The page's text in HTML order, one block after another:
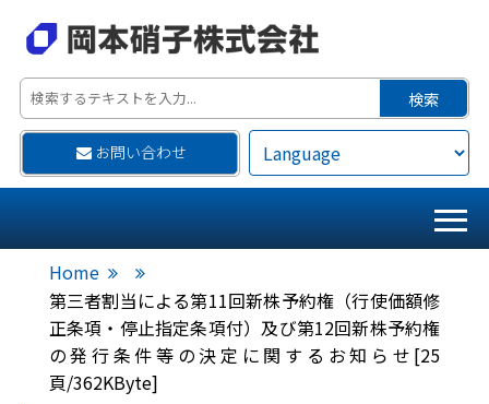
お問い合わせ
Home
第三者割当による第11回新株予約権（行使価額修
正条項・停止指定条項付）及び第12回新株予約権
の発行条件等の決定に関するお知らせ[25
頁/362KByte]